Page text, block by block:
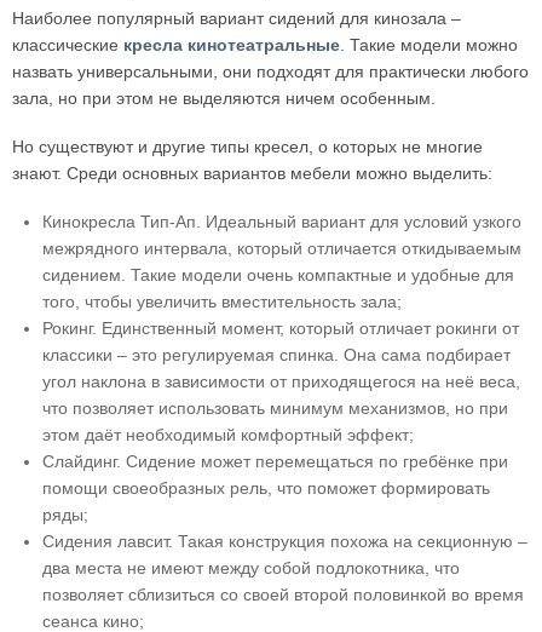
Наиболее популярный вариант сидений для кинозала –
классические кресла кинотеатральные . Такие модели можно
назвать универсальными, они подходят для практически любого
зала, но при этом не выделяются ничем особенным.
Но существуют и другие типы кресел, о которых не многие
знают. Среди основных вариантов мебели можно выделить:
Кинокресла Тип-Ап. Идеальный вариант для условий узкого
межрядного интервала, который отличается откидываемым
сидением. Такие модели очень компактные и удобные для
того, чтобы увеличить вместительность зала;
Рокинг. Единственный момент, который отличает рокинги от
классики – это регулируемая спинка. Она сама подбирает
угол наклона в зависимости от приходящегося на неё веса,
что позволяет использовать минимум механизмов, но при
этом даёт необходимый комфортный эффект;
Слайдинг. Сидение может перемещаться по гребёнке при
помощи своеобразных рель, что поможет формировать
ряды;
Сидения лавсит. Такая конструкция похожа на секционную –
два места не имеют между собой подлокотника, что
позволяет сблизиться со своей второй половинкой во время
сеанса кино;